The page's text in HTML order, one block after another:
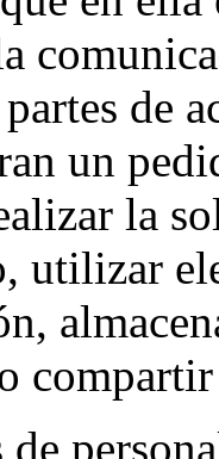
partes de
un
la
utilizar
compartir